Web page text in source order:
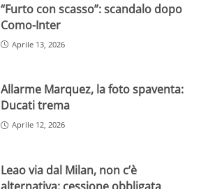
“Furto con scasso”: scandalo dopo
Como-Inter
Aprile 13, 2026
Allarme Marquez, la foto spaventa:
Ducati trema
Aprile 12, 2026
Leao via dal Milan, non c’è